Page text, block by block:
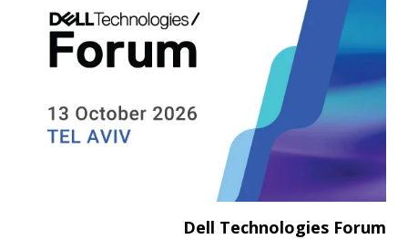
Dell Technologies Forum